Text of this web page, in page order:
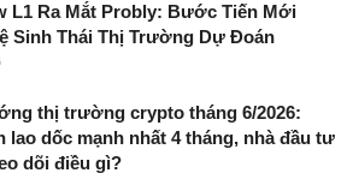
L1 Ra Mắt Probly: Bước Tiến Mới
Sinh Thái Thị Trường Dự Đoán
thị trường crypto tháng 6/2026:
lao dốc mạnh nhất 4 tháng, nhà đầu tư
dõi điều gì?